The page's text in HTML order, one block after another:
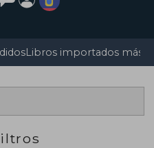
Libros importados más